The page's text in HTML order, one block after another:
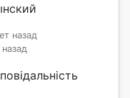
назад